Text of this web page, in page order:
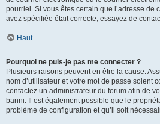
pourriel. Si vous êtes certain que l’adresse de
avez spécifiée était correcte, essayez de
Haut
Pourquoi ne puis-je pas me connecter ?
Plusieurs raisons peuvent en être la cause.
nom d’utilisateur et votre mot de passe soient
contactez un administrateur du forum afin de
banni. Il est également possible que le
problème de configuration et qu’il soit